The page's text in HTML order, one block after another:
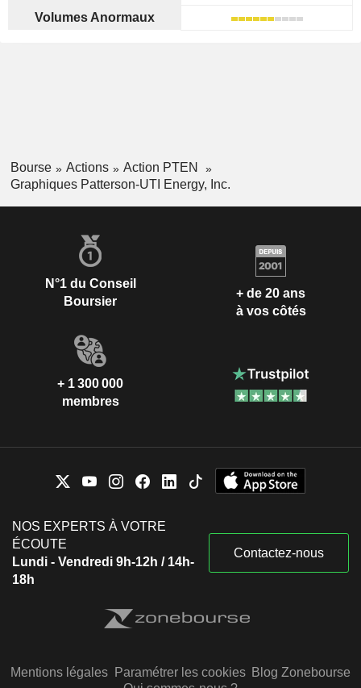
Volumes Anormaux
Bourse Actions
Action PTEN
Graphiques Patterson-UTI Energy, Inc.
N°1 du Conseil
Boursier
+ de 20 ans
à vos côtés
+ 1 300 000
membres
NOS EXPERTS À VOTRE
ÉCOUTE
Lundi - Vendredi 9h-12h / 14h-
18h
Contactez-nous
Mentions légales Paramétrer les cookies Blog Zonebourse